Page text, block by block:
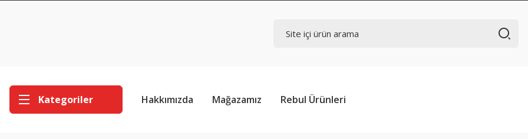
Kategoriler Hakkımızda Mağazamız Rebul Ürünleri